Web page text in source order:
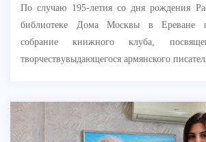
По случаю 195-летия со дня рождения
библиотеке Дома Москвы в Ереване
собрание книжного клуба,
творчествувыдающегося армянского